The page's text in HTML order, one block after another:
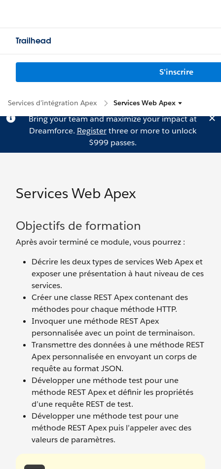
Trailhead
S'inscrire
Services d’intégration Apex Services Web Apex
Bring your team and maximize your impact at
Dreamforce. Registerthree or more to unlock
$999 passes.
Services Web Apex
Objectifs de formation
Après avoir terminé ce module, vous pourrez :
Décrire les deux types de services Web Apex et
exposer une présentation à haut niveau de ces
services.
Créer une classe REST Apex contenant des
méthodes pour chaque méthode HTTP.
Invoquer une méthode REST Apex
personnalisée avec un point de terminaison.
Transmettre des données à une méthode REST
Apex personnalisée en envoyant un corps de
requête au format JSON.
Développer une méthode test pour une
méthode REST Apex et définir les propriétés
d’une requête REST de test.
Développer une méthode test pour une
méthode REST Apex puis l’appeler avec des
valeurs de paramètres.